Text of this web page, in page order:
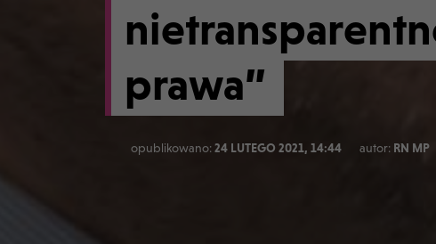
prawa”
opublikowano:24 LUTEGO 2021, 14:44 autor: RN MP